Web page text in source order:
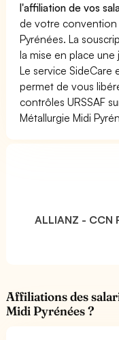
l'affiliation de vos
de votre convention
Pyrénées. La
la mise en place une
Le service SideCare
permet de vous
contrôles URSSAF
Métallurgie Midi
ALLIANZ - CCN
Affiliations des
Midi Pyrénées ?